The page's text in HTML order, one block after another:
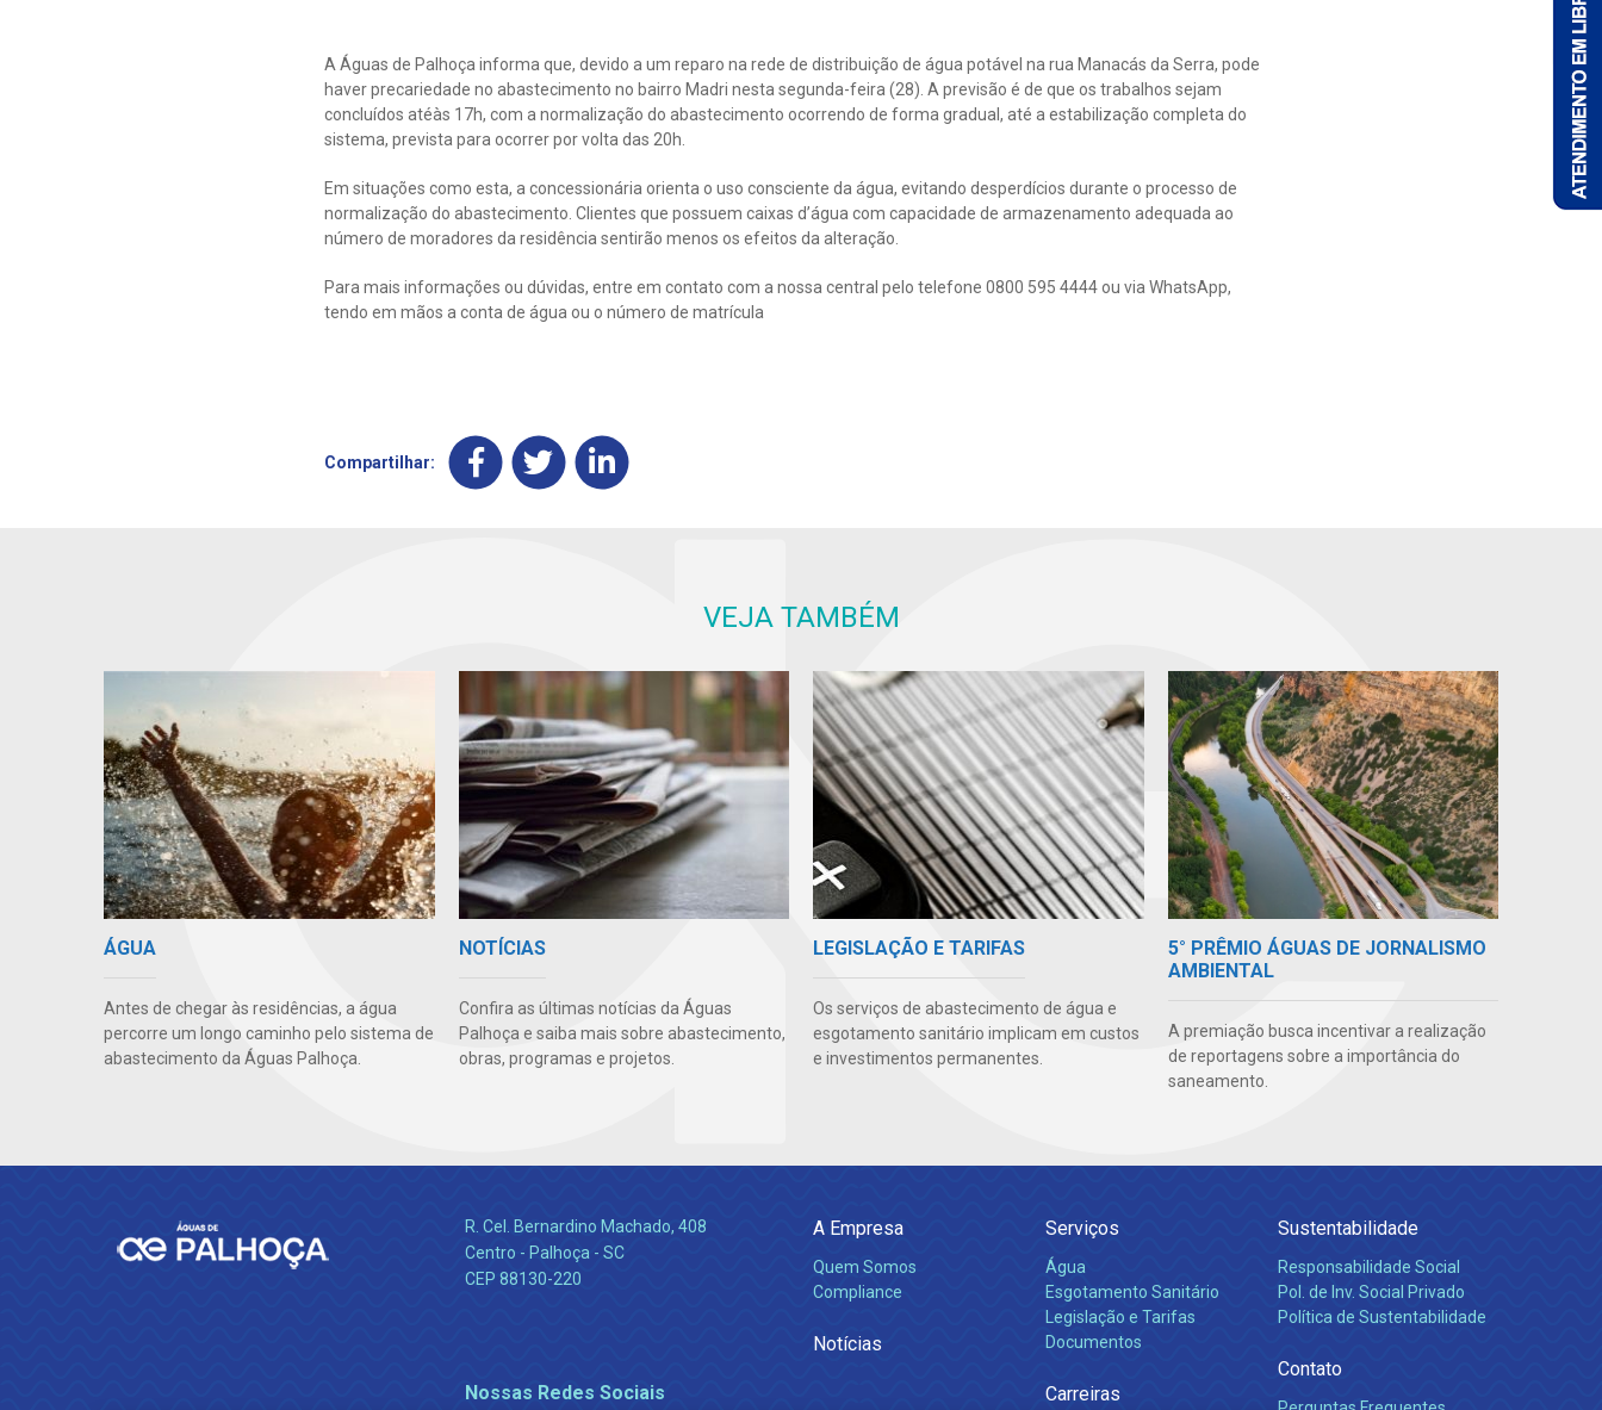
A Águas de Palhoça informa que, devido a um reparo na rede de distribuição de água potável na rua Manacás da Serra, pode
haver precariedade no abastecimento no bairro Madri nesta segunda-feira (28). A previsão é de que os trabalhos sejam
concluídos atéàs 17h, com a normalização do abastecimento ocorrendo de forma gradual, até a estabilização completa do
sistema, prevista para ocorrer por volta das 20h.
Em situações como esta, a concessionária orienta o uso consciente da água, evitando desperdícios durante o processo de
normalização do abastecimento. Clientes que possuem caixas d’água com capacidade de armazenamento adequada ao
número de moradores da residência sentirão menos os efeitos da alteração.
Para mais informações ou dúvidas, entre em contato com a nossa central pelo telefone 0800 595 4444 ou via WhatsApp,
tendo em mãos a conta de água ou o número de matrícula
Compartilhar:
VEJA TAMBÉM
ÁGUA
Antes de chegar às residências, a água
percorre um longo caminho pelo sistema de
abastecimento da Águas Palhoça.
NOTÍCIAS
Confira as últimas notícias da Águas
Palhoça e saiba mais sobre abastecimento,
obras, programas e projetos.
LEGISLAÇÃO E TARIFAS
Os serviços de abastecimento de água e
esgotamento sanitário implicam em custos
e investimentos permanentes.
5° PRÊMIO ÁGUAS DE JORNALISMO
AMBIENTAL
A premiação busca incentivar a realização
de reportagens sobre a importância do
saneamento.
R. Cel. Bernardino Machado, 408
Centro - Palhoça - SC
CEP 88130-220
Nossas Redes Sociais
A Empresa
Quem Somos
Compliance
Notícias
Serviços
Água
Esgotamento Sanitário
Legislação e Tarifas
Documentos
Carreiras
Sustentabilidade
Responsabilidade Social
Pol. de Inv. Social Privado
Política de Sustentabilidade
Contato